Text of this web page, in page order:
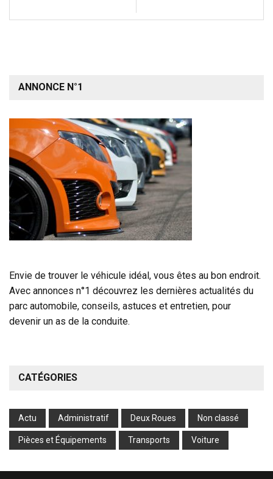
ANNONCE N°1
Envie de trouver le véhicule idéal, vous êtes au bon endroit.
Avec annonces n°1 découvrez les dernières actualités du
parc automobile, conseils, astuces et entretien, pour
devenir un as de la conduite.
CATÉGORIES
Actu Administratif Deux Roues Non classé
Pièces et Équipements Transports Voiture